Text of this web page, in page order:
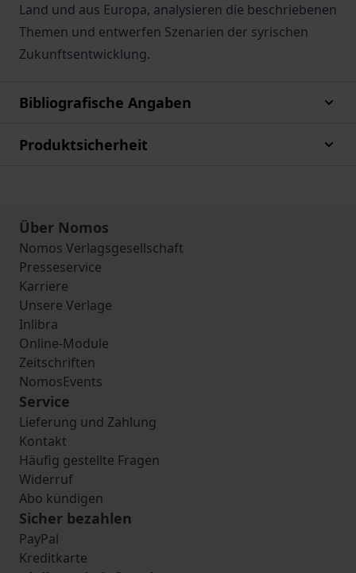
Land und aus Europa, analysieren die beschriebenen
Themen und entwerfen Szenarien der syrischen
Zukunftsentwicklung.
Bibliografische Angaben
Produktsicherheit
Über Nomos
Nomos Verlagsgesellschaft
Presseservice
Karriere
Unsere Verlage
Inlibra
Online-Module
Zeitschriften
NomosEvents
Service
Lieferung und Zahlung
Kontakt
Häufig gestellte Fragen
Widerruf
Abo kündigen
Sicher bezahlen
PayPal
Kreditkarte